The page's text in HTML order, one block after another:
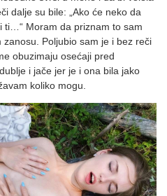
dalje su bile: „Ako će neko da
ti…“ Moram da priznam to sam
Poljubio sam je i bez reči
obuzimaju osećaji pred
i jače jer je i ona bila jako
koliko mogu.